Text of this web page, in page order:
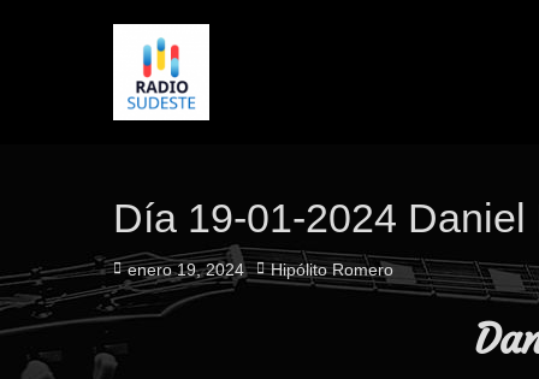
Día 19-01-2024 Daniel
Publicado
el
enero 19, 2024 Autor
Hipólito Romero